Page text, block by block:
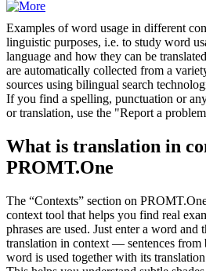
Examples of word usage in different
linguistic purposes, i.e. to study word
language and how they can be
are automatically collected from a
sources using bilingual search
If you find a spelling, punctuation or
or translation, use the "Report a
What is translation in
PROMT.One
The “Contexts” section on
context tool that helps you find real
phrases are used. Just enter a word
translation in context — sentences from
word is used together with its